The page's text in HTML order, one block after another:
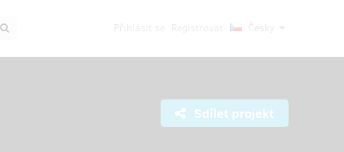
Sdílet projekt